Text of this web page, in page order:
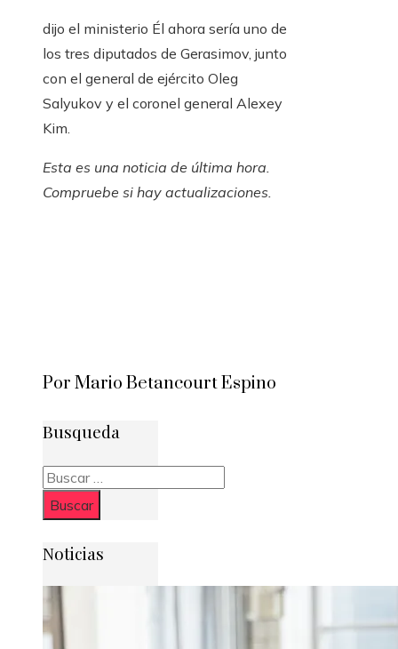
dijo el ministerio Él ahora sería uno de
los tres diputados de Gerasimov, junto
con el general de ejército Oleg
Salyukov y el coronel general Alexey
Kim.
Esta es una noticia de última hora.
Compruebe si hay actualizaciones.
Por Mario Betancourt Espino
Busqueda
Buscar:
Noticias